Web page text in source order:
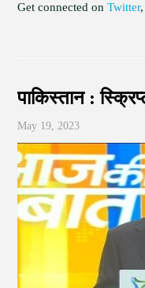
Get connected onTwitter
पाकिस्तान :
May 19, 2023